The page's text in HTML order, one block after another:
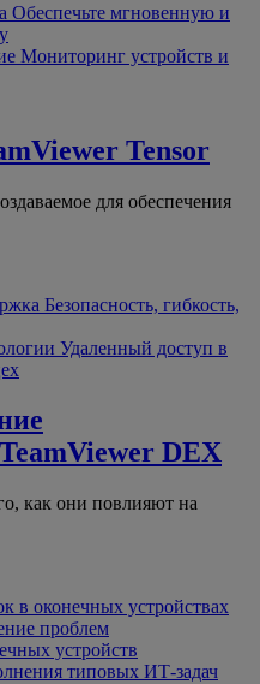
Обеспечьте мгновенную и
Мониторинг устройств и
Tensor
для обеспечения
Безопасность, гибкость,
Удаленный доступ в
TeamViewer DEX
как они повлияют на
в оконечных устройствах
проблем
устройств
типовых ИТ-задач